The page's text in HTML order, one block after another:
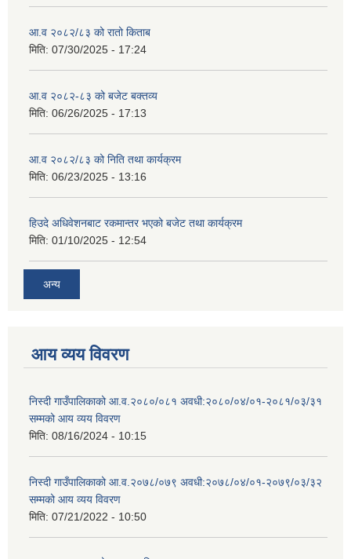
आ.व २०८२/८३ को रातो किताब
मिति: 07/30/2025 - 17:24
आ.व २०८२-८३ को बजेट बक्तव्य
मिति: 06/26/2025 - 17:13
आ.व २०८२/८३ को निति तथा कार्यक्रम
मिति: 06/23/2025 - 13:16
हिउदे अधिवेशनबाट रकमान्तर भएको बजेट तथा कार्यक्रम
मिति: 01/10/2025 - 12:54
अन्य
आय व्यय विवरण
निस्दी गाउँपालिकाको आ.व.२०८०/०८१ अवधी:२०८०/०४/०१-२०८१/०३/३१
सम्मको आय व्यय विवरण
मिति: 08/16/2024 - 10:15
निस्दी गाउँपालिकाको आ.व.२०७८/०७९ अवधी:२०७८/०४/०१-२०७९/०३/३२
सम्मको आय व्यय विवरण
मिति: 07/21/2022 - 10:50